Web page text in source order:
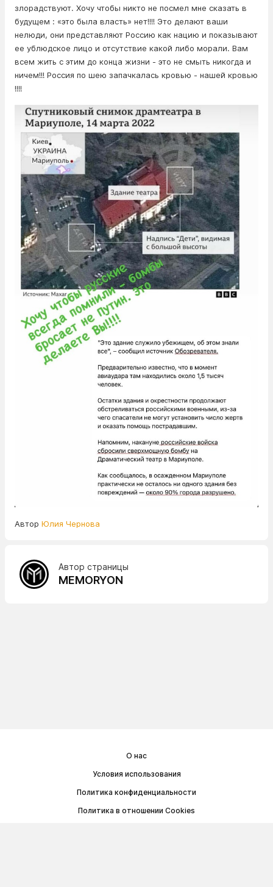
злорадствуют. Хочу чтобы никто не посмел мне сказать в
будущем : «это была власть» нет!!!! Это делают ваши
нелюди, они представляют Россию как нацию и показывают
ее ублюдское лицо и отсутствие какой либо морали. Вам
всем жить с этим до конца жизни - это не смыть никогда и
ничем!!! Россия по шею запачкалась кровью - нашей кровью
!!!!
Автор Юлия Чернова
Автор страницы
MEMORYON
О нас
Условия использования
Политика конфиденциальности
Политика в отношении Cookies